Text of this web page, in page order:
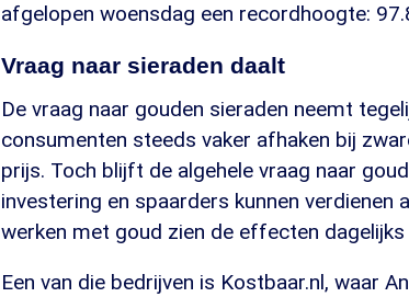
afgelopen woensdag een recordhoogte:
Vraag naar sieraden daalt
De vraag naar gouden sieraden neemt
consumenten steeds vaker afhaken bij
prijs. Toch blijft de algehele vraag naar
investering en spaarders kunnen verdienen
werken met goud zien de effecten dagelijks
Een van die bedrijven is Kostbaar.nl, waar